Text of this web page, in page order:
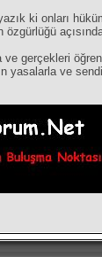
ki onları
özgürlüğü
ve gerçekleri
yasalarla ve